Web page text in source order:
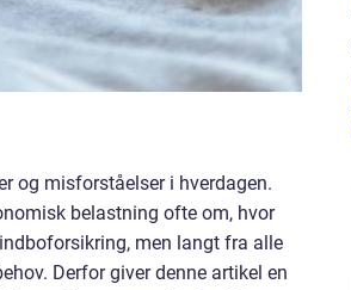
og misforståelser i hverdagen.
belastning ofte om, hvor
men langt fra alle
Derfor giver denne artikel en